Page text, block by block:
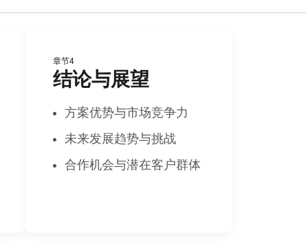
章节4
结论与展望
方案优势与市场竞争力
未来发展趋势与挑战
合作机会与潜在客户群体